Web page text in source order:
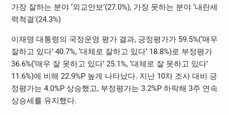
가장 잘하는 분야 ‘외교안보’(27.0%), 가장 못하는 분야 ‘내란세
력척결’(24.3%)
이재명 대통령의 국정운영 평가 결과, 긍정평가가 59.5%(‘매우
잘하고 있다’ 40.7%, ‘대체로 잘하고 있다’ 18.8%)로 부정평가
36.6%(‘매우 잘 못하고 있다’ 25.1%, ‘대체로 잘 못하고 있다’
11.6%)에 비해 22.9%P 높게 나타났다. 지난 10차 조사 대비 긍
정평가는 4.0%P 상승했고, 부정평가는 3.2%P 하락해 3주 연속
상승세를 유지했다.